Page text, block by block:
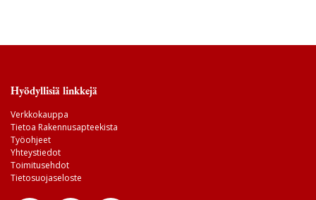
Hyödyllisiä linkkejä
Verkkokauppa
Tietoa Rakennusapteekista
Työohjeet
Yhteystiedot
Toimitusehdot
Tietosuojaseloste